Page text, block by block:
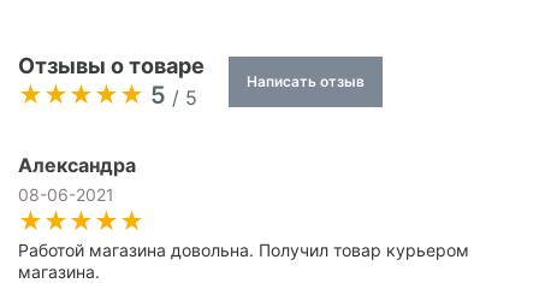
Отзывы о товаре
5 / 5
Написать отзыв
Александра
08-06-2021
Работой магазина довольна. Получил товар курьером
магазина.